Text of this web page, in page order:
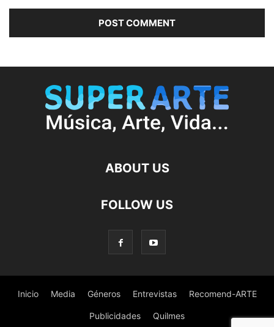
ABOUT US
FOLLOW US
Inicio Media Géneros Entrevistas Recomend-ARTE
Publicidades Quilmes